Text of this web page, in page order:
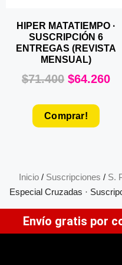
HIPER MATATIEMPO ·
SUSCRIPCIÓN 6
ENTREGAS (REVISTA
MENSUAL)
$71.400 $64.260
Comprar!
Inicio/ Suscripciones / S.
Especial Cruzadas ·
Envío gratis por